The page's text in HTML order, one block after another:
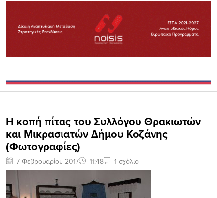
Η κοπή πίτας του Συλλόγου Θρακιωτών
και Μικρασιατών Δήμου Κοζάνης
(Φωτογραφίες)
7 Φεβρουαρίου 2017 11:48 1 σχόλιο